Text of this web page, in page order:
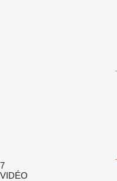
7
VIDÉO